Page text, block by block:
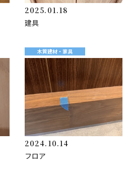
2025.01.18
建具
木質建材・家具
2024.10.14
フロア